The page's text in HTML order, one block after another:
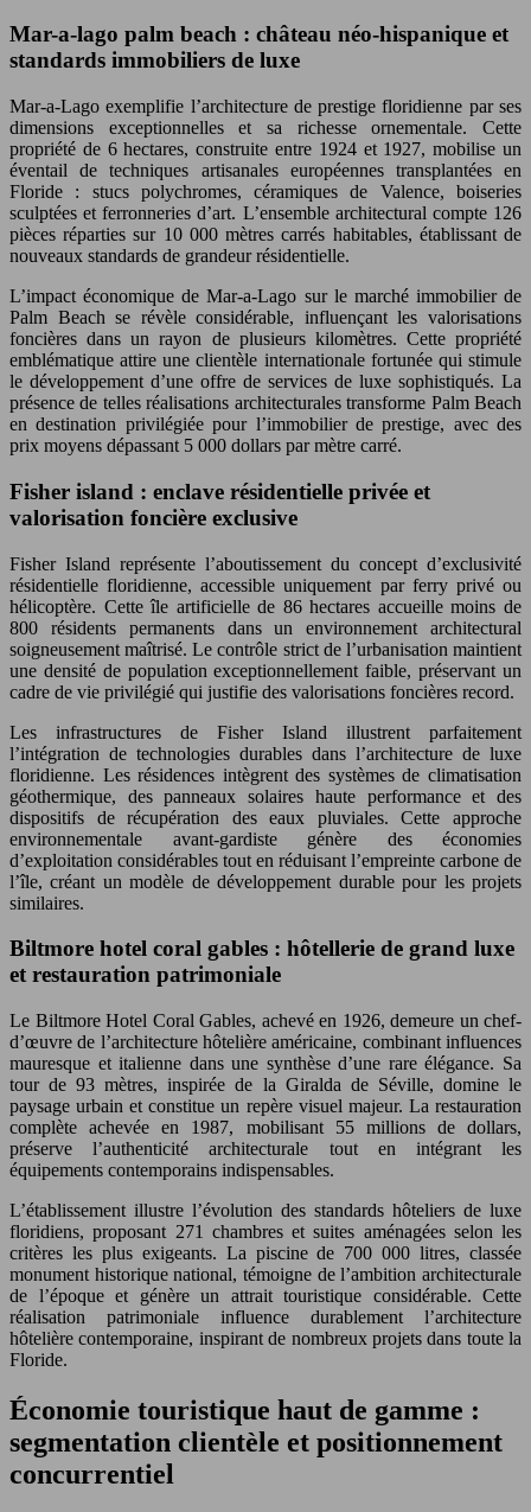
Mar-a-lago palm beach : château néo-hispanique et
standards immobiliers de luxe
Mar-a-Lago exemplifie l’architecture de prestige floridienne par ses
dimensions exceptionnelles et sa richesse ornementale. Cette
propriété de 6 hectares, construite entre 1924 et 1927, mobilise un
éventail de techniques artisanales européennes transplantées en
Floride : stucs polychromes, céramiques de Valence, boiseries
sculptées et ferronneries d’art. L’ensemble architectural compte 126
pièces réparties sur 10 000 mètres carrés habitables, établissant de
nouveaux standards de grandeur résidentielle.
L’impact économique de Mar-a-Lago sur le marché immobilier de
Palm Beach se révèle considérable, influençant les valorisations
foncières dans un rayon de plusieurs kilomètres. Cette propriété
emblématique attire une clientèle internationale fortunée qui stimule
le développement d’une offre de services de luxe sophistiqués. La
présence de telles réalisations architecturales transforme Palm Beach
en destination privilégiée pour l’immobilier de prestige, avec des
prix moyens dépassant 5 000 dollars par mètre carré.
Fisher island : enclave résidentielle privée et
valorisation foncière exclusive
Fisher Island représente l’aboutissement du concept d’exclusivité
résidentielle floridienne, accessible uniquement par ferry privé ou
hélicoptère. Cette île artificielle de 86 hectares accueille moins de
800 résidents permanents dans un environnement architectural
soigneusement maîtrisé. Le contrôle strict de l’urbanisation maintient
une densité de population exceptionnellement faible, préservant un
cadre de vie privilégié qui justifie des valorisations foncières record.
Les infrastructures de Fisher Island illustrent parfaitement
l’intégration de technologies durables dans l’architecture de luxe
floridienne. Les résidences intègrent des systèmes de climatisation
géothermique, des panneaux solaires haute performance et des
dispositifs de récupération des eaux pluviales. Cette approche
environnementale avant-gardiste génère des économies
d’exploitation considérables tout en réduisant l’empreinte carbone de
l’île, créant un modèle de développement durable pour les projets
similaires.
Biltmore hotel coral gables : hôtellerie de grand luxe
et restauration patrimoniale
Le Biltmore Hotel Coral Gables, achevé en 1926, demeure un chef-
d’œuvre de l’architecture hôtelière américaine, combinant influences
mauresque et italienne dans une synthèse d’une rare élégance. Sa
tour de 93 mètres, inspirée de la Giralda de Séville, domine le
paysage urbain et constitue un repère visuel majeur. La restauration
complète achevée en 1987, mobilisant 55 millions de dollars,
préserve l’authenticité architecturale tout en intégrant les
équipements contemporains indispensables.
L’établissement illustre l’évolution des standards hôteliers de luxe
floridiens, proposant 271 chambres et suites aménagées selon les
critères les plus exigeants. La piscine de 700 000 litres, classée
monument historique national, témoigne de l’ambition architecturale
de l’époque et génère un attrait touristique considérable. Cette
réalisation patrimoniale influence durablement l’architecture
hôtelière contemporaine, inspirant de nombreux projets dans toute la
Floride.
Économie touristique haut de gamme :
segmentation clientèle et positionnement
concurrentiel